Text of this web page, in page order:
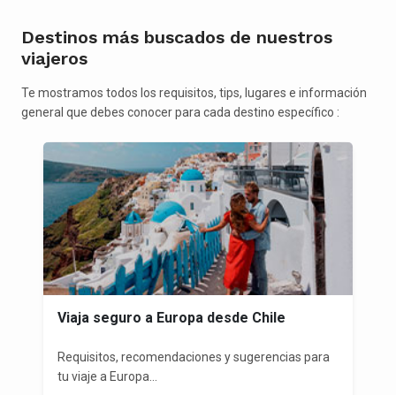
Destinos más buscados de nuestros
viajeros
Te mostramos todos los requisitos, tips, lugares e información
general que debes conocer para cada destino específico :
Viaja seguro a Europa desde Chile
Requisitos, recomendaciones y sugerencias para
tu viaje a Europa...